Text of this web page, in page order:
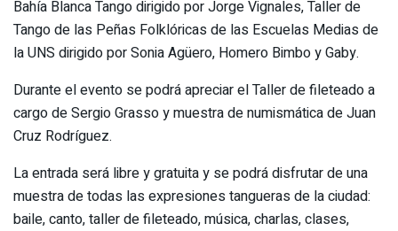
Bahía Blanca Tango dirigido por Jorge Vignales, Taller de
Tango de las Peñas Folklóricas de las Escuelas Medias de
la UNS dirigido por Sonia Agüero, Homero Bimbo y Gaby.
Durante el evento se podrá apreciar el Taller de fileteado a
cargo de Sergio Grasso y muestra de numismática de Juan
Cruz Rodríguez.
La entrada será libre y gratuita y se podrá disfrutar de una
muestra de todas las expresiones tangueras de la ciudad:
baile, canto, taller de fileteado, música, charlas, clases,